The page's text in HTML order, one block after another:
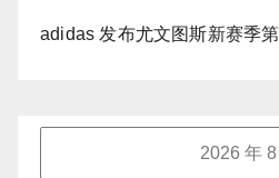
adidas 发布尤文图斯新赛季
2026 年 8